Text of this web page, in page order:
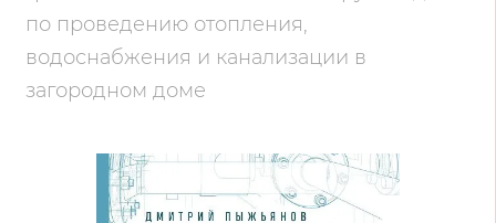
по проведению отопления,
водоснабжения и канализации в
загородном доме